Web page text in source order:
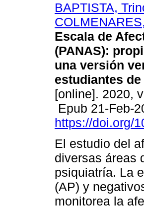
BAPTISTA,
Escala de
(PANAS):
una versión
estudiantes
[online]. 2020,
Epub 21-Feb-
https://doi.org/
El estudio del
diversas áreas
psiquiatría. La
(AP) y
monitorea la